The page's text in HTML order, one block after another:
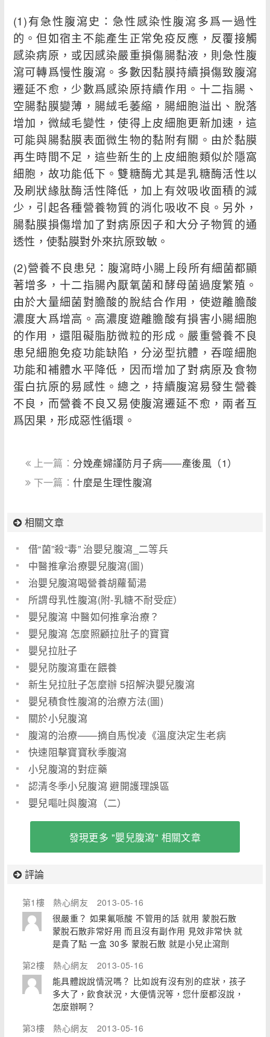
(1)有急性腹瀉史：急性感染性腹瀉多爲一過性
的。但如宿主不能產生正常免疫反應，反覆接觸
感染病原，或因感染嚴重損傷腸黏液，則急性腹
瀉可轉爲慢性腹瀉。多數因黏膜持續損傷致腹瀉
遷延不愈，少數爲感染原持續作用。十二指腸、
空腸黏膜變薄，腸絨毛萎縮，腸細胞溢出、脫落
增加，微絨毛變性，使得上皮細胞更新加速，這
可能與腸黏膜表面微生物的黏附有關。由於黏膜
再生時間不足，這些新生的上皮細胞類似於隱窩
細胞，故功能低下。雙糖酶尤其是乳糖酶活性以
及刷狀緣肽酶活性降低，加上有效吸收面積的減
少，引起各種營養物質的消化吸收不良。另外，
腸黏膜損傷增加了對病原因子和大分子物質的通
透性，使黏膜對外來抗原致敏。
(2)營養不良患兒：腹瀉時小腸上段所有細菌都顯
著增多，十二指腸內厭氧菌和酵母菌過度繁殖。
由於大量細菌對膽酸的脫結合作用，使遊離膽酸
濃度大爲增高。高濃度遊離膽酸有損害小腸細胞
的作用，還阻礙脂肪微粒的形成。嚴重營養不良
患兒細胞免疫功能缺陷，分泌型抗體，吞噬細胞
功能和補體水平降低，因而增加了對病原及食物
蛋白抗原的易感性。總之，持續腹瀉易發生營養
不良，而營養不良又易使腹瀉遷延不愈，兩者互
爲因果，形成惡性循環。
上一篇：分娩產婦謹防月子病――產後風（1）
下一篇：什麼是生理性腹瀉
相關文章
借“菌”殺“毒” 治嬰兒腹瀉_二等兵
中醫推拿治療嬰兒腹瀉(圖)
治嬰兒腹瀉喝營養胡蘿蔔湯
所謂母乳性腹瀉(附-乳糖不耐受症）
嬰兒腹瀉 中醫如何推拿治療？
嬰兒腹瀉 怎麼照顧拉肚子的寶寶
嬰兒拉肚子
嬰兒防腹瀉重在餵養
新生兒拉肚子怎麼辦 5招解決嬰兒腹瀉
嬰兒積食性腹瀉的治療方法(圖)
關於小兒腹瀉
腹瀉的治療――摘自馬悅凌《溫度決定生老病
快速阻擊寶寶秋季腹瀉
小兒腹瀉的對症藥
認清冬季小兒腹瀉 避開護理誤區
嬰兒嘔吐與腹瀉（二）
發現更多 "嬰兒腹瀉" 相關文章
評論
第1樓 熱心網友
2013-05-16
很嚴重？ 如果氟哌酸 不管用的話 就用 蒙脫石散
蒙脫石散非常好用 而且沒有副作用 見效非常快 就
是貴了點 一盒 30多 蒙脫石散 就是小兒止瀉劑
第2樓
熱心網友
2013-05-16
能具體說說情況嗎？ 比如說有沒有別的症狀，孩子
多大了，飲食狀況，大便情況等，您什麼都沒說，
怎麼辦啊？
第3樓
熱心網友
2013-05-16